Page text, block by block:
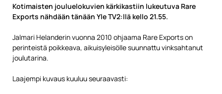
Kotimaisten jouluelokuvien kärkikastiin lukeutuva Rare
Exports nähdään tänään Yle TV2:llä kello 21.55.
Jalmari Helanderin vuonna 2010 ohjaama Rare Exports on
perinteistä poikkeava, aikuisyleisölle suunnattu vinksahtanut
joulutarina.
Laajempi kuvaus kuuluu seuraavasti: